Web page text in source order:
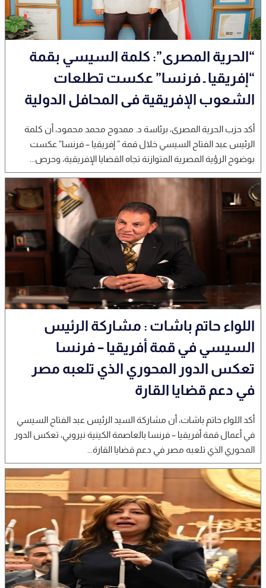
“الحرية المصرى”: كلمة السيسي بقمة
“إفريقيا ـ فرنسا” عكست تطلعات
الشعوب الإفريقية فى المحافل الدولية
أكد حزب الحرية المصرى، برئاسة د. ممدوح محمد محمود، أن كلمة
الرئيس عبد الفتاح السيسي خلال قمة ” إفريقيا – فرنسا” عكست
بوضوح الرؤية المصرية المتوازنة تجاه القضايا الإفريقية، وحرص...
اللواء حاتم باشات : مشاركة الرئيس
السيسي في قمة أفريقيا – فرنسا
تعكس الدور المحوري الذي تلعبه مصر
في دعم قضايا القارة
أكد اللواء حاتم باشات، أن مشاركة السيد الرئيس عبد الفتاح السيسي
في أعمال قمة أفريقيا – فرنسا بالعاصمة الكينية نيروبي، تعكس الدور
المحوري الذي تلعبه مصر في دعم قضايا القارة...